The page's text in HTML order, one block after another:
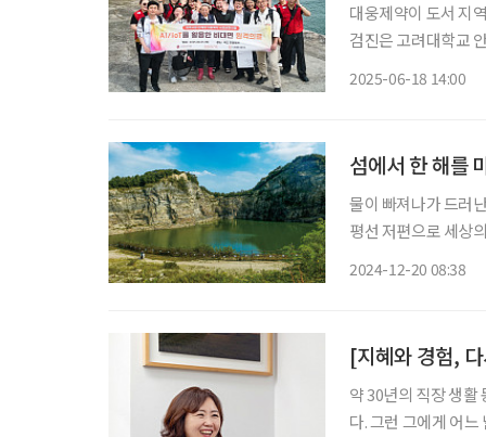
대웅제약이 도서 지
검진은 고려대학교
2025-06-18 14:00
섬에서 한 해를
물이 빠져나가 드러
평선 저편으로 세상
2024-12-20 08:38
[지혜와 경험,
약 30년의 직장 생활
다. 그런 그에게 어